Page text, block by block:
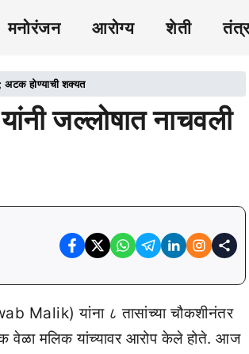
मनोरंजन आरोग्य शेती
अटक होण्याची शक्यत
जल्लोषात नाचवली
Malik) यांना ८ तासांच्या चौकशीनंतर
वेळा मलिक यांच्यावर आरोप केले होते. आज